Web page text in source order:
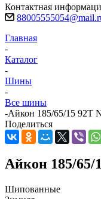
Контактная
Главная
-
Каталог
-
Шины
-
Все шины
-Айкон 185/65/15 92T
Поделиться
Айкон 185/
Шипованные